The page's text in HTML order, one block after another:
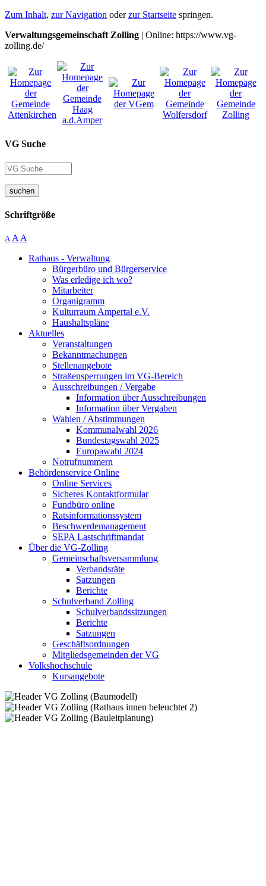
Zum Inhalt, zur Navigation oderzur Startseite springen.
Verwaltungsgemeinschaft Zolling | Online: https://www.vg-
zolling.de/
VG Suche
suchen
Schriftgröße
A A A
Rathaus - Verwaltung
Bürgerbüro und Bürgerservice
Was erledige ich wo?
Mitarbeiter
Organigramm
Kulturraum Ampertal e.V.
Haushaltspläne
Aktuelles
Veranstaltungen
Bekanntmachungen
Stellenangebote
Straßensperrungen im VG-Bereich
Ausschreibungen / Vergabe
Information über Ausschreibungen
Information über Vergaben
Wahlen / Abstimmungen
Kommunalwahl 2026
Bundestagswahl 2025
Europawahl 2024
Notrufnummern
Behördenservice Online
Online Services
Sicheres Kontaktformular
Fundbüro online
Ratsinformationssystem
Beschwerdemanagement
SEPA Lastschriftmandat
Über die VG-Zolling
Gemeinschaftsversammlung
Verbandsräte
Satzungen
Berichte
Schulverband Zolling
Schulverbandssitzungen
Berichte
Satzungen
Geschäftsordnungen
Mitgliedsgemeinden der VG
Volkshochschule
Kursangebote